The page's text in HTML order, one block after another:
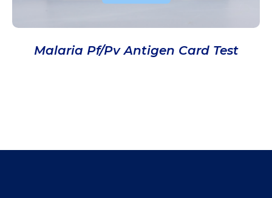
Malaria Pf/Pv Antigen Card Test